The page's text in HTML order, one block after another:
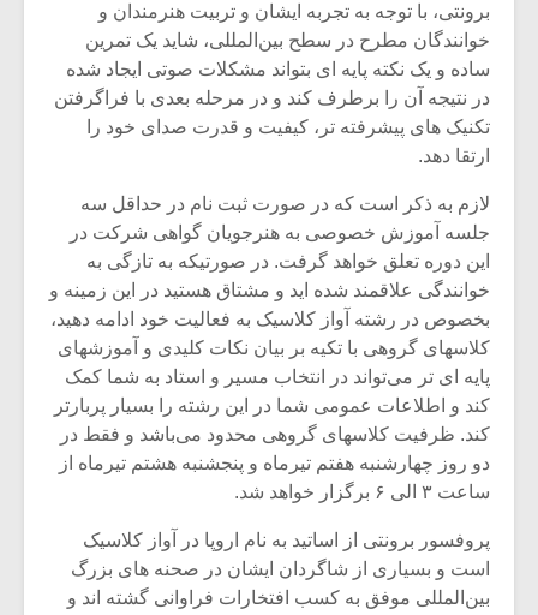
برونتی، با توجه به تجربه ایشان و تربیت هنرمندان و
خوانندگان مطرح در سطح بین‌المللی، شاید یک تمرین
ساده و یک نکته پایه ای بتواند مشکلات صوتی ایجاد شده
در نتیجه آن را برطرف کند و در مرحله بعدی با فراگرفتن
تکنیک های پیشرفته تر، کیفیت و قدرت صدای خود را
ارتقا دهد.
لازم به ذکر است که در صورت ثبت نام در حداقل سه
جلسه آموزش خصوصی به هنرجویان گواهی شرکت در
این دوره تعلق خواهد گرفت. در صورتیکه به تازگی به
خوانندگی علاقمند شده اید و مشتاق هستید در این زمینه و
بخصوص در رشته آواز کلاسیک به فعالیت خود ادامه دهید،
کلاسهای گروهی با تکیه بر بیان نکات کلیدی و آموزشهای
پایه ای تر می‌تواند در انتخاب مسیر و استاد به شما کمک
کند و اطلاعات عمومی شما در این رشته را بسیار پربارتر
کند. ظرفیت کلاسهای گروهی محدود می‌باشد و فقط در
دو روز چهارشنبه هفتم تیرماه و پنجشنبه هشتم تیرماه از
ساعت ۳ الی ۶ برگزار خواهد شد.
پروفسور برونتی از اساتید به نام اروپا در آواز کلاسیک
است و بسیاری از شاگردان ایشان در صحنه های بزرگ
بین‌المللی موفق به کسب افتخارات فراوانی گشته اند و